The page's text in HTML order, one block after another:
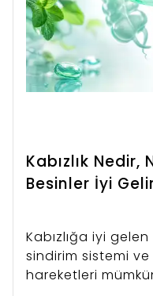
Kabızlık
Besinler İyi
Kabızlığa iyi
sindirim sistemi
hareketleri